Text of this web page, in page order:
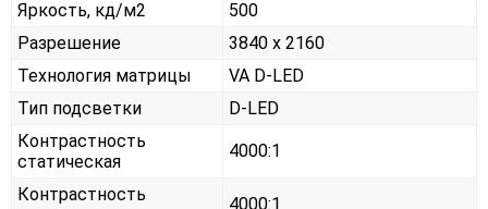
Яркость, кд/м2
500
Разрешение
3840 x 2160
Технология матрицы
VA D-LED
Тип подсветки
D-LED
Контрастность
статическая
4000:1
Контрастность
4000:1